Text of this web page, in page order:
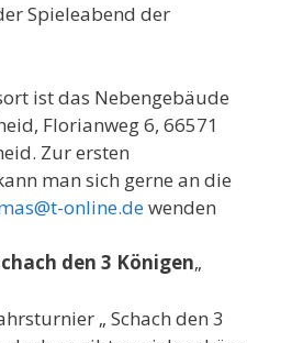
Spieleabend der
ist das Nebengebäude
Florianweg 6, 66571
Zur ersten
man sich gerne an die
online.dewenden
den 3 Königen„
„ Schach den 3